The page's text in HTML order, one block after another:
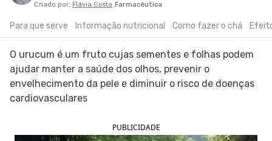
SIGA O TUA SAÚDE NAS REDES SOCIAIS
Criado por: Flávia Costa Farmacêutica
Para que serve Informação nutricional Como fazer o chá
O urucum é um fruto cujas sementes e folhas podem
ajudar manter a saúde dos olhos, prevenir o
envelhecimento da pele e diminuir o risco de doenças
cardiovasculares
PUBLICIDADE